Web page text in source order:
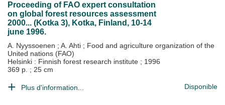
Proceeding of FAO expert consultation
on global forest resources assessment
2000... (Kotka 3), Kotka, Finland, 10-14
june 1996.
A. Nyyssoenen ; A. Ahti ; Food and agriculture organization of the
United nations (FAO)
Helsinki : Finnish forest research institute ; 1996
369 p. ; 25 cm
Plus d'information... Disponible